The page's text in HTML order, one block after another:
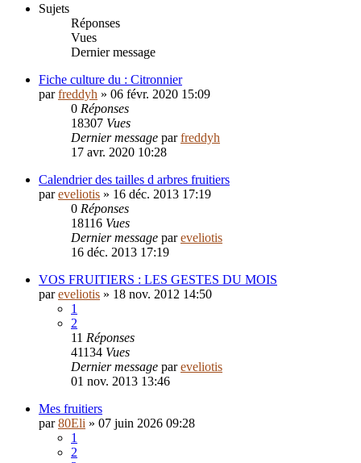
Sujets
Réponses
Vues
Dernier message
Fiche culture du : Citronnier
parfreddyh » 06 févr. 2020 15:09
0 Réponses
18307 Vues
Dernier message parfreddyh
17 avr. 2020 10:28
Calendrier des tailles d arbres fruitiers
pareveliotis » 16 déc. 2013 17:19
0 Réponses
18116 Vues
Dernier message pareveliotis
16 déc. 2013 17:19
VOS FRUITIERS : LES GESTES DU MOIS
pareveliotis » 18 nov. 2012 14:50
1
2
11 Réponses
41134 Vues
Dernier message pareveliotis
01 nov. 2013 13:46
Mes fruitiers
par80Eli » 07 juin 2026 09:28
1
2